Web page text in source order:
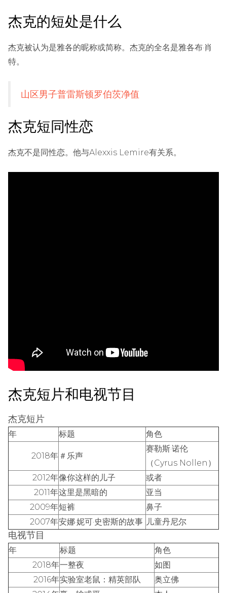
杰克的短处是什么
杰克被认为是雅各的昵称或简称。杰克的全名是雅各布·肖
特。
山区男子普雷斯顿罗伯茨净值
杰克短同性恋
杰克不是同性恋。他与Alexxis Lemire有关系。
杰克短片和电视节目
杰克短片
年 标题 角色
2018年 ＃乐声
赛勒斯·诺伦
（Cyrus Nollen）
2012年像你这样的儿子
或者
2011年这里是黑暗的
亚当
2009年短裤
鼻子
2007年安娜·妮可·史密斯的故事 儿童丹尼尔
电视节目
年 标题
角色
2018年一整夜
如图
2016年实验室老鼠：精英部队
奥立佛